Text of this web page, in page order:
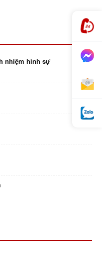
nhiệm hình sự